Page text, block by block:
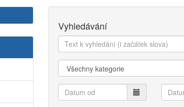
Vyhledávání
Text
k
vyhledání:
Kategorie:
Datum
od
do